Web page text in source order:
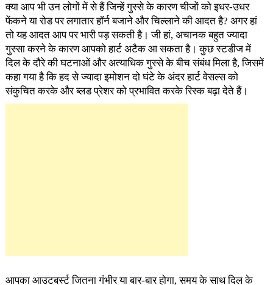
क्या आप भी उन लोगों में से हैं जिन्हें गुस्से के कारण चीजों को इधर-उधर
फेंकने या रोड पर लगातार हॉर्न बजाने और चिल्लाने की आदत है? अगर हां
तो यह आदत आप पर भारी पड़ सकती है। जी हां, अचानक बहुत ज्यादा
गुस्सा करने के कारण आपको हार्ट अटैक आ सकता है। कुछ स्टडीज में
दिल के दौरे की घटनाओं और अत्याधिक गुस्से के बीच संबंध मिला है, जिसमें
कहा गया है कि हद से ज्यादा इमोशन दो घंटे के अंदर हार्ट वेसल्स को
संकुचित करके और ब्लड प्रेशर को प्रभावित करके रिस्क बढ़ा देते हैं।
आपका आउटबर्स्ट जितना गंभीर या बार-बार होगा, समय के साथ दिल के